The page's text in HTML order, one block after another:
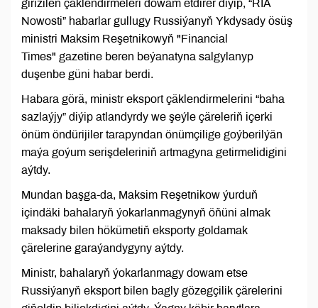
girizilen çäklendirmeleri dowam etdirer diýip, “RIA
Nowosti” habarlar gullugy Russiýanyň Ykdysady ösüş
ministri Maksim Reşetnikowyň "Financial
Times" gazetine beren beýanatyna salgylanyp
duşenbe güni habar berdi.
Habara görä, ministr eksport çäklendirmelerini “baha
sazlaýjy” diýip atlandyrdy we şeýle çäreleriň içerki
önüm öndürijiler tarapyndan önümçilige goýberilýän
maýa goýum serişdeleriniň artmagyna getirmelidigini
aýtdy.
Mundan başga-da, Maksim Reşetnikow ýurduň
içindäki bahalaryň ýokarlanmagynyň öňüni almak
maksady bilen hökümetiň eksporty goldamak
çärelerine garaýandygyny aýtdy.
Ministr, bahalaryň ýokarlanmagy dowam etse
Russiýanyň eksport bilen bagly gözegçilik çärelerini